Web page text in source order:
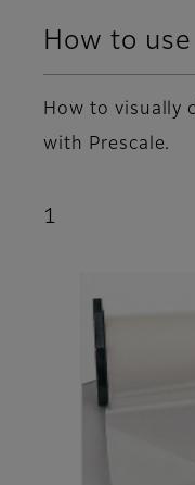
How to use
How to visually
with Prescale.
1